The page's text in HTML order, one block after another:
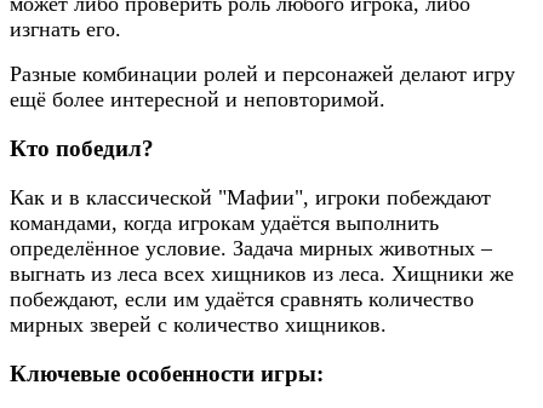
изгнать его.
Разные комбинации ролей и персонажей делают игру
ещё более интересной и неповторимой.
Кто победил?
Как и в классической "Мафии", игроки побеждают
командами, когда игрокам удаётся выполнить
определённое условие. Задача мирных животных –
выгнать из леса всех хищников из леса. Хищники же
побеждают, если им удаётся сравнять количество
мирных зверей с количество хищников.
Ключевые особенности игры: